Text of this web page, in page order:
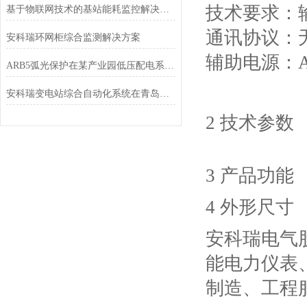
基于物联网技术的基站能耗监控解决方案
安科瑞环网柜综合监测解决方案
ARB5弧光保护在某产业园低压配电系统的应用
安科瑞变电站综合自动化系统在青岛海洋科技园应用
技术要求：
通讯协议：
辅助电源：
2 技术参数
3 产品功能
4 外形尺寸
安科瑞电气
能电力仪表
制造、工程